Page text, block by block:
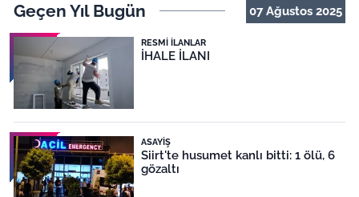
Geçen Yıl Bugün 07 Ağustos 2025
RESMI İLANLAR
İHALE İLANI
ASAYIŞ
Siirt'te husumet kanlı bitti: 1 ölü, 6
gözaltı